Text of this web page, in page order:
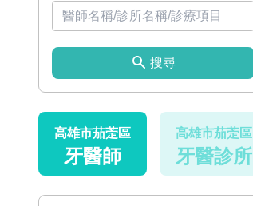
搜尋
高雄市茄萣區
牙醫師
高雄市茄萣區
牙醫診所